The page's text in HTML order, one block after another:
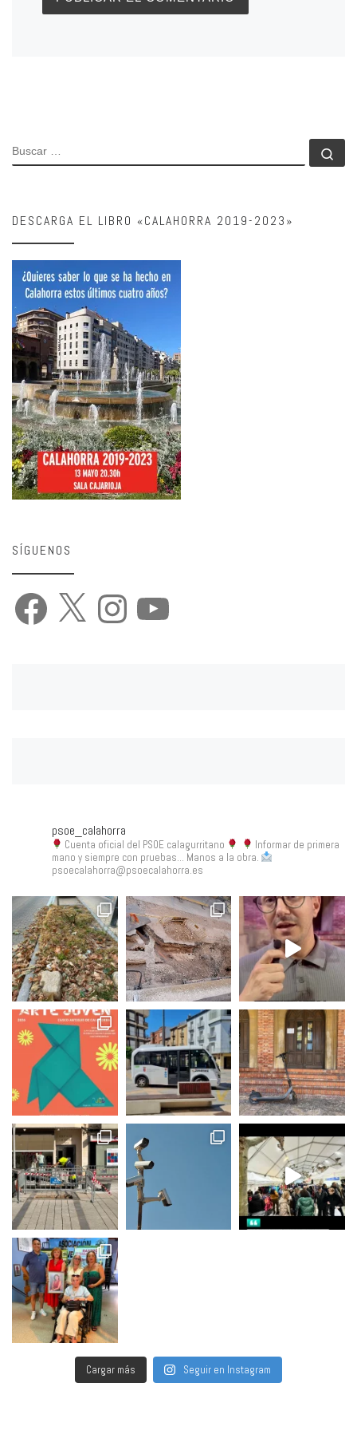
BUSCAR
DESCARGA EL LIBRO «CALAHORRA 2019-2023»
SÍGUENOS
Facebook Instagram YouTube
psoe_calahorra
Cuenta oficial del PSOE calagurritano
Informar de primera
mano y siempre con pruebas... Manos a la obra.
psoecalahorra@psoecalahorra.es
Cargar más Seguir en Instagram